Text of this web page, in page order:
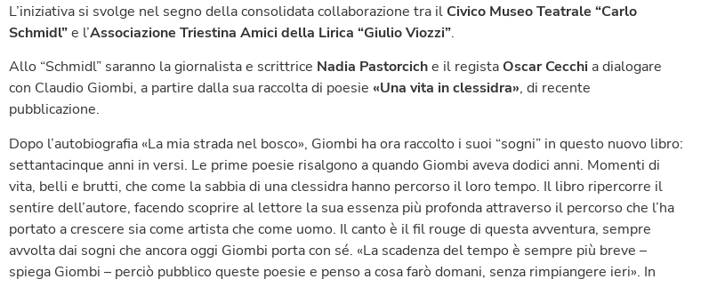
L’iniziativa si svolge nel segno della consolidata collaborazione tra ilCivico Museo Teatrale “Carlo
Schmidl”e l’Associazione Triestina Amici della Lirica “Giulio Viozzi”.
Allo “Schmidl” saranno la giornalista e scrittrice Nadia Pastorciche il registaOscar Cecchi a dialogare
con Claudio Giombi, a partire dalla sua raccolta di poesie «Una vita in clessidra», di recente
pubblicazione.
Dopo l’autobiografia «La mia strada nel bosco», Giombi ha ora raccolto i suoi “sogni” in questo nuovo libro:
settantacinque anni in versi. Le prime poesie risalgono a quando Giombi aveva dodici anni. Momenti di
vita, belli e brutti, che come la sabbia di una clessidra hanno percorso il loro tempo. Il libro ripercorre il
sentire dell’autore, facendo scoprire al lettore la sua essenza più profonda attraverso il percorso che l’ha
portato a crescere sia come artista che come uomo. Il canto è il fil rouge di questa avventura, sempre
avvolta dai sogni che ancora oggi Giombi porta con sé. «La scadenza del tempo è sempre più breve –
spiega Giombi – perciò pubblico queste poesie e penso a cosa farò domani, senza rimpiangere ieri». In